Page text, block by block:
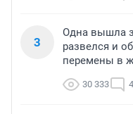
3
Одна вышла
развелся и
перемены в
30 333